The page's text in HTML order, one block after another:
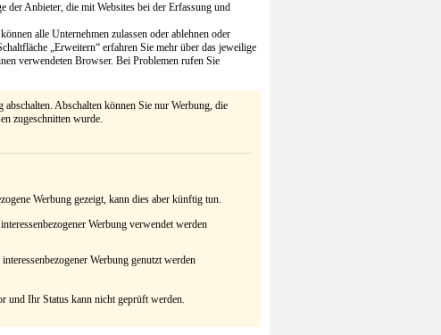
der Anbieter, die mit Websites bei der Erfassung und
alle Unternehmen zulassen oder ablehnen oder
„Erweitern“ erfahren Sie mehr über das jeweilige
verwendeten Browser. Bei Problemen rufen Sie
Abschalten können Sie nur Werbung, die
zugeschnitten wurde.
Werbung gezeigt, kann dies aber künftig tun.
Werbung verwendet werden
Werbung genutzt werden
und Ihr Status kann nicht geprüft werden.